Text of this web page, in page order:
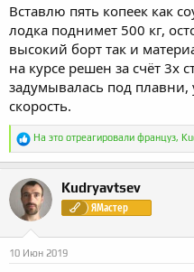
Вставлю пять копеек как
лодка поднимет 500 кг,
высокий борт так и
на курсе решен за счёт 3х
задумывалась под
скорость.
Р
а
к
ц
и
и
:
На это отреагировали француз,
Kudryavtsev
ЯМастер
10 Июн 2019